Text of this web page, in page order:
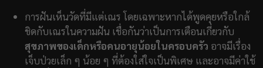
การฝันเห็นวัดที่มีแต่เณร โดยเฉพาะหากได้พูดคุยหรือใกล้
ชิดกับเณรในความฝัน เชื่อกันว่าเป็นการเตือนเกี่ยวกับ
สุขภาพของเด็กหรือคนอายุน้อยในครอบครัว อาจมีเรื่อง
เจ็บป่วยเล็ก ๆ น้อย ๆ ที่ต้องใส่ใจเป็นพิเศษ และอาจมีค่าใช้